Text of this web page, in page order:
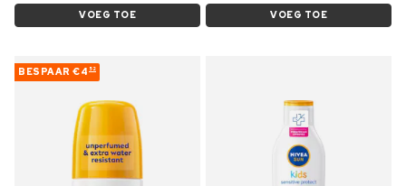
VOEG TOE VOEG TOE
BESPAAR €4 52